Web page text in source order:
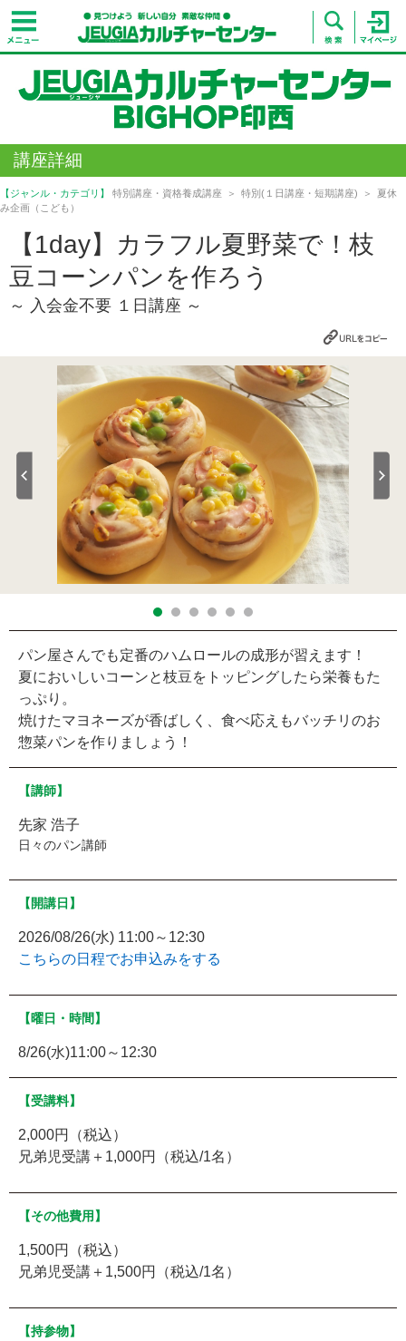
講座詳細
【ジャンル・カテゴリ】 特別講座・資格養成講座 特別(１日講座・短期講座)
夏休
み企画（こども）
【1day】カラフル夏野菜で！枝
豆コーンパンを作ろう
～ 入会金不要 １日講座 ～
パン屋さんでも定番のハムロールの成形が習えます！
夏においしいコーンと枝豆をトッピングしたら栄養もた
っぷり。
焼けたマヨネーズが香ばしく、食べ応えもバッチリのお
惣菜パンを作りましょう！
【講師】
先家 浩子
日々のパン講師
【開講日】
2026/08/26(水) 11:00～12:30
こちらの日程でお申込みをする
【曜日・時間】
8/26(水)11:00～12:30
【受講料】
2,000円（税込）
兄弟児受講＋1,000円（税込/1名）
【その他費用】
1,500円（税込）
兄弟児受講＋1,500円（税込/1名）
【持参物】